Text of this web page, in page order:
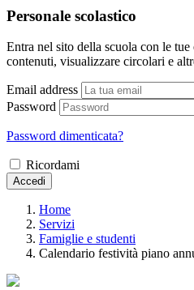
Personale scolastico
Entra nel sito della scuola con le
contenuti, visualizzare circolari e
Email address
Password
Password dimenticata?
Ricordami
Accedi
Home
Servizi
Famiglie e studenti
Calendario festività piano